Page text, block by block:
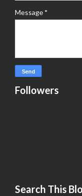
Message*
Followers
Search This